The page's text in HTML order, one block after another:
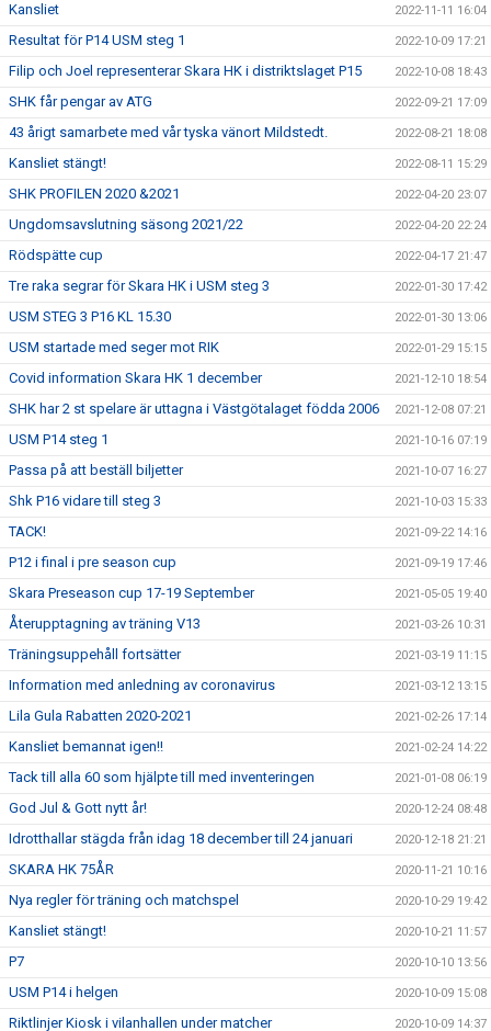
Kansliet 2022-11-11 16:04
Resultat för P14 USM steg 1 2022-10-09 17:21
Filip och Joel representerar Skara HK i distriktslaget P15 2022-10-08 18:43
SHK får pengar av ATG 2022-09-21 17:09
43 årigt samarbete med vår tyska vänort Mildstedt. 2022-08-21 18:08
Kansliet stängt! 2022-08-11 15:29
SHK PROFILEN 2020 &2021 2022-04-20 23:07
Ungdomsavslutning säsong 2021/22 2022-04-20 22:24
Rödspätte cup 2022-04-17 21:47
Tre raka segrar för Skara HK i USM steg 3 2022-01-30 17:42
USM STEG 3 P16 KL 15.30 2022-01-30 13:06
USM startade med seger mot RIK 2022-01-29 15:15
Covid information Skara HK 1 december 2021-12-10 18:54
SHK har 2 st spelare är uttagna i Västgötalaget födda 2006 2021-12-08 07:21
USM P14 steg 1 2021-10-16 07:19
Passa på att beställ biljetter 2021-10-07 16:27
Shk P16 vidare till steg 3 2021-10-03 15:33
TACK! 2021-09-22 14:16
P12 i final i pre season cup 2021-09-19 17:46
Skara Preseason cup 17-19 September 2021-05-05 19:40
Återupptagning av träning V13 2021-03-26 10:31
Träningsuppehåll fortsätter 2021-03-19 11:15
Information med anledning av coronavirus 2021-03-12 13:15
Lila Gula Rabatten 2020-2021 2021-02-26 17:14
Kansliet bemannat igen!! 2021-02-24 14:22
Tack till alla 60 som hjälpte till med inventeringen 2021-01-08 06:19
God Jul & Gott nytt år! 2020-12-24 08:48
Idrotthallar stägda från idag 18 december till 24 januari 2020-12-18 21:21
SKARA HK 75ÅR 2020-11-21 10:16
Nya regler för träning och matchspel 2020-10-29 19:42
Kansliet stängt! 2020-10-21 11:57
P7 2020-10-10 13:56
USM P14 i helgen 2020-10-09 15:08
Riktlinjer Kiosk i vilanhallen under matcher 2020-10-09 14:37